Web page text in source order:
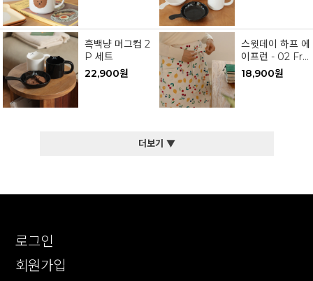
흑백냥 머그컵 2
P 세트
22,900원
스윗데이 하프 에
이프런 - 02 Fru
ity
18,900원
더보기 ▼
로그인
회원가입